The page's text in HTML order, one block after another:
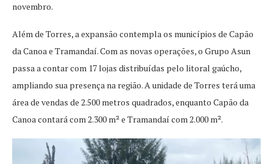
novembro.
Além de Torres, a expansão contempla os municípios de Capão
da Canoa e Tramandaí. Com as novas operações, o Grupo Asun
passa a contar com 17 lojas distribuídas pelo litoral gaúcho,
ampliando sua presença na região. A unidade de Torres terá uma
área de vendas de 2.500 metros quadrados, enquanto Capão da
Canoa contará com 2.300 m² e Tramandaí com 2.000 m².